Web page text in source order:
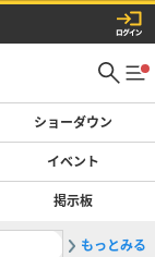
ショーダウン
イベント
掲示板
2レジェ
もっとみる